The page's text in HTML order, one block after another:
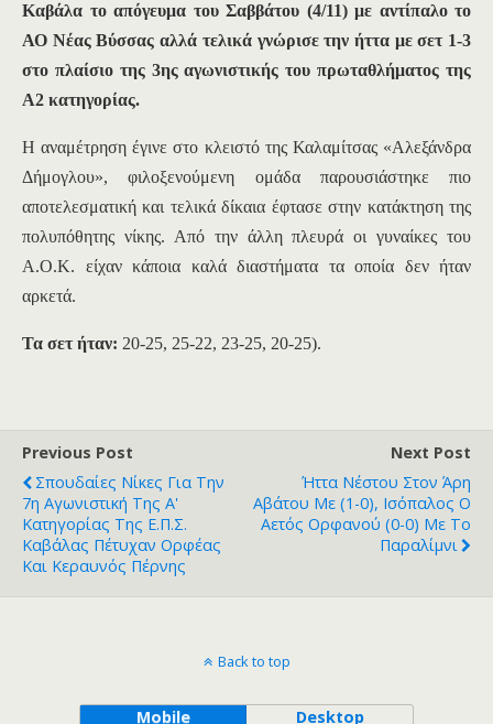
Καβάλα το απόγευμα του Σαββάτου (4/11) με αντίπαλο το
ΑΟ Νέας Βύσσας αλλά τελικά γνώρισε την ήττα με σετ 1-3
στο πλαίσιο της 3ης αγωνιστικής του πρωταθλήματος της
Α2 κατηγορίας.
Η αναμέτρηση έγινε στο κλειστό της Καλαμίτσας «Αλεξάνδρα
Δήμογλου», φιλοξενούμενη ομάδα παρουσιάστηκε πιο
αποτελεσματική και τελικά δίκαια έφτασε στην κατάκτηση της
πολυπόθητης νίκης. Από την άλλη πλευρά οι γυναίκες του
Α.Ο.Κ. είχαν κάποια καλά διαστήματα τα οποία δεν ήταν
αρκετά.
Τα σετ ήταν: 20-25, 25-22, 23-25, 20-25).
Previous Post
Σπουδαίες Νίκες Για Την
7η Αγωνιστική Της Α'
Κατηγορίας Της Ε.Π.Σ.
Καβάλας Πέτυχαν Ορφέας
Και Κεραυνός Πέρνης
Next Post
Ήττα Νέστου Στον Άρη
Αβάτου Με (1-0), Ισόπαλος Ο
Αετός Ορφανού (0-0) Με Το
Παραλίμνι
Back to top
Mobile Desktop